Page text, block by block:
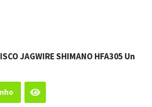
JAGWIRE SHIMANO HFA305 Un